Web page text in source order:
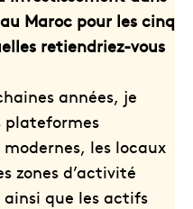
Maroc pour les cinq
retiendriez-vous
années, je
plateformes
les locaux
zones d’activité
ainsi que les actifs